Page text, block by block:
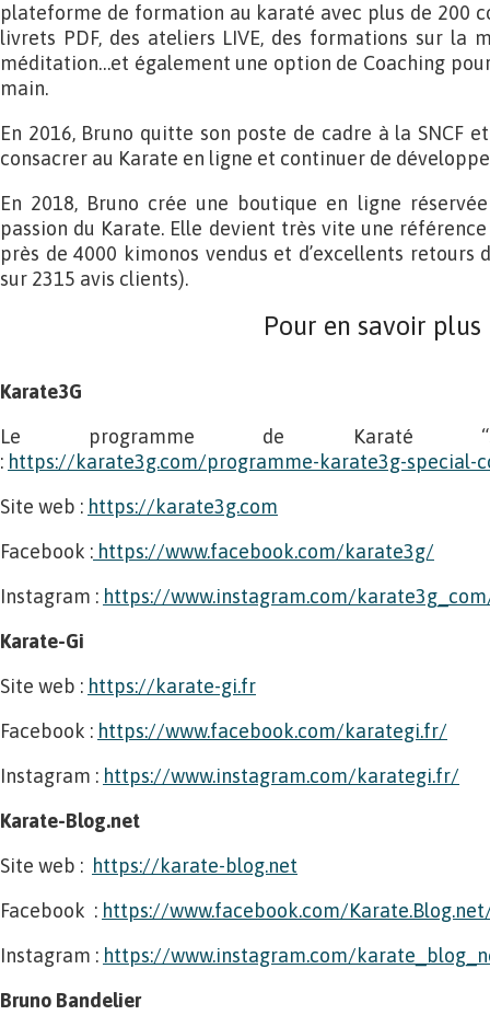
plateforme de formation au karaté avec plus de 200
livrets PDF, des ateliers LIVE, des formations sur la
méditation…et également une option de Coaching
main.
En 2016, Bruno quitte son poste de cadre à la SNCF
consacrer au Karate en ligne et continuer de
En 2018, Bruno crée une boutique en ligne
passion du Karate. Elle devient très vite une
près de 4000 kimonos vendus et d’excellents retours
sur 2315 avis clients).
Pour en savoir plus
Karate3G
Le programme de Karaté
: https://karate3g.com/programme-karate3g-special-
Site web : https://karate3g.com
Facebook : https://www.facebook.com/karate3g/
Instagram : https://www.instagram.com/
Karate-Gi
Site web : https://karate-gi.fr
Facebook : https://www.facebook.com/karategi.fr/
Instagram : https://www.instagram.com/karategi.fr/
Karate-Blog.net
Site web : https://karate-blog.net
Facebook : https://www.facebook.com/
Instagram : https://www.instagram.com/
Bruno Bandelier